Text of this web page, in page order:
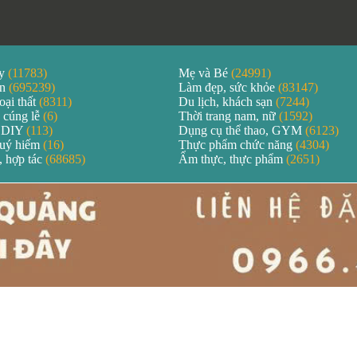
(11783) Mẹ và Bé (24991)
(695239) Làm đẹp, sức khỏe (83147)
thất (8311) Du lịch, khách sạn (7244)
cúng lễ (6) Thời trang nam, nữ (1592)
DIY (113) Dụng cụ thể thao, GYM (6123)
hiếm (16) Thực phẩm chức năng (4304)
hợp tác (68685) Ẩm thực, thực phẩm (2651)